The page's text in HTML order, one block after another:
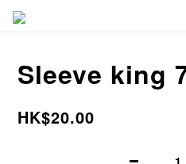
Sleeve king
HK$20.00